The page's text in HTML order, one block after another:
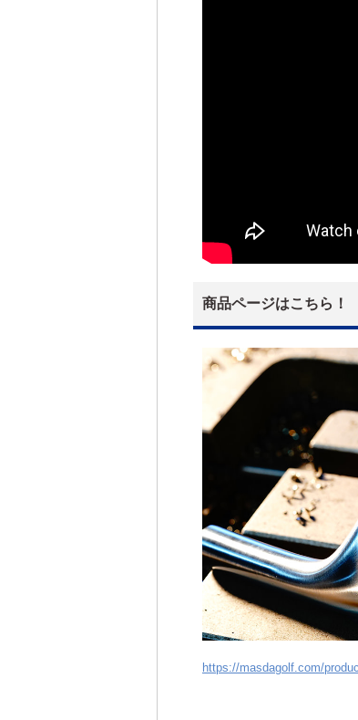
商品ページはこちら！
https://masdagolf.com/